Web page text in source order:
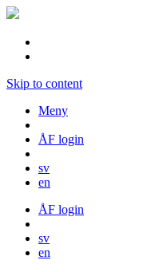
Skip to content
Meny
ÅF login
sv
en
ÅF login
sv
en